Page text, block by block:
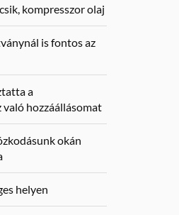
kompresszor olaj
is fontos az
a
hozzáállásomat
okán
helyen